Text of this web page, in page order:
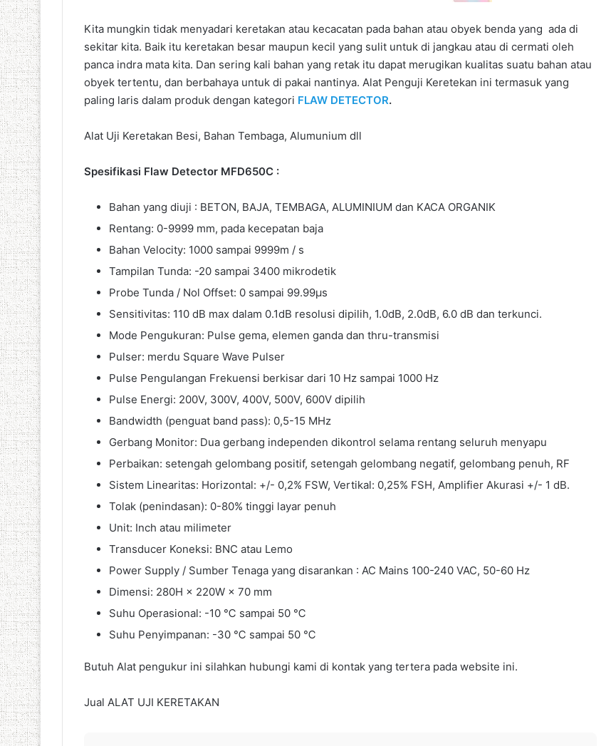
Kita mungkin tidak menyadari keretakan atau kecacatan pada bahan atau obyek benda yang ada di
sekitar kita. Baik itu keretakan besar maupun kecil yang sulit untuk di jangkau atau di cermati oleh
panca indra mata kita. Dan sering kali bahan yang retak itu dapat merugikan kualitas suatu bahan atau
obyek tertentu, dan berbahaya untuk di pakai nantinya. Alat Penguji Keretekan ini termasuk yang
paling laris dalam produk dengan kategori FLAW DETECTOR.
Alat Uji Keretakan Besi, Bahan Tembaga, Alumunium dll
Spesifikasi Flaw Detector MFD650C :
Bahan yang diuji : BETON, BAJA, TEMBAGA, ALUMINIUM dan KACA ORGANIK
Rentang: 0-9999 mm, pada kecepatan baja
Bahan Velocity: 1000 sampai 9999m / s
Tampilan Tunda: -20 sampai 3400 mikrodetik
Probe Tunda / Nol Offset: 0 sampai 99.99μs
Sensitivitas: 110 dB max dalam 0.1dB resolusi dipilih, 1.0dB, 2.0dB, 6.0 dB dan terkunci.
Mode Pengukuran: Pulse gema, elemen ganda dan thru-transmisi
Pulser: merdu Square Wave Pulser
Pulse Pengulangan Frekuensi berkisar dari 10 Hz sampai 1000 Hz
Pulse Energi: 200V, 300V, 400V, 500V, 600V dipilih
Bandwidth (penguat band pass): 0,5-15 MHz
Gerbang Monitor: Dua gerbang independen dikontrol selama rentang seluruh menyapu
Perbaikan: setengah gelombang positif, setengah gelombang negatif, gelombang penuh, RF
Sistem Linearitas: Horizontal: +/- 0,2% FSW, Vertikal: 0,25% FSH, Amplifier Akurasi +/- 1 dB.
Tolak (penindasan): 0-80% tinggi layar penuh
Unit: Inch atau milimeter
Transducer Koneksi: BNC atau Lemo
Power Supply / Sumber Tenaga yang disarankan : AC Mains 100-240 VAC, 50-60 Hz
Dimensi: 280H × 220W × 70 mm
Suhu Operasional: -10 ℃ sampai 50 ℃
Suhu Penyimpanan: -30 ℃ sampai 50 ℃
Butuh Alat pengukur ini silahkan hubungi kami di kontak yang tertera pada website ini.
Jual ALAT UJI KERETAKAN